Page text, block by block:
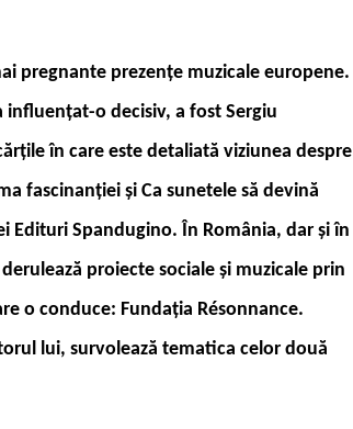
pregnante prezențe muzicale europene.
o decisiv, a fost Sergiu
în care este detaliată viziunea despre
fascinanției și Ca sunetele să devină
Spandugino. În România, dar și în
proiecte sociale și muzicale prin
o conduce: Fundația Résonnance.
lui, survolează tematica celor două